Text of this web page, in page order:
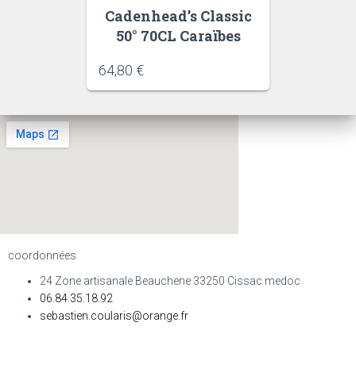
Cadenhead’s Classic
50° 70CL Caraïbes
64,80 €
coordonnées
24 Zone artisanale Beauchene 33250 Cissac medoc
06.84.35.18.92
sebastien.coularis@orange.fr